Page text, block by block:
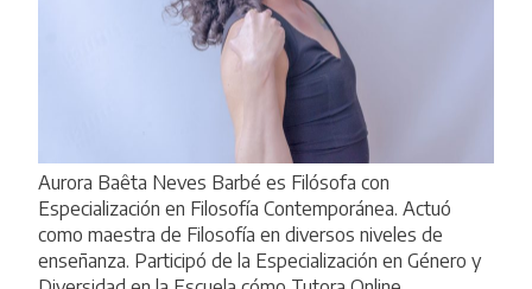
Aurora Baêta Neves Barbé es Filósofa con
Especialización en Filosofía Contemporánea. Actuó
como maestra de Filosofía en diversos niveles de
enseñanza. Participó de la Especialización en Género y